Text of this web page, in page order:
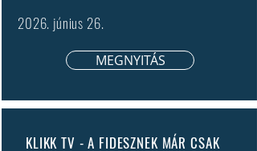
2026. június 26.
MEGNYITÁS
KLIKK TV - A FIDESZNEK MÁR CSAK